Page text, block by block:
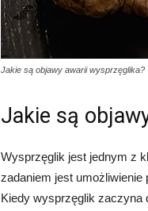
Jakie są objawy awarii wysprzęglika?
Jakie są
Wysprzęglik jest jednym z
zadaniem jest umożliwienie
Kiedy wysprzęglik zaczyna